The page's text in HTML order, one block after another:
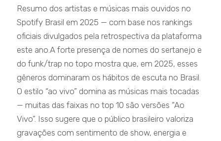
Resumo dos artistas e músicas mais ouvidos no
Spotify Brasil em 2025 — com base nos rankings
oficiais divulgados pela retrospectiva da plataforma
este ano.A forte presença de nomes do sertanejo e
do funk/trap no topo mostra que, em 2025, esses
gêneros dominaram os hábitos de escuta no Brasil.
O estilo “ao vivo” domina as músicas mais tocadas
— muitas das faixas no top 10 são versões “Ao
Vivo”. Isso sugere que o público brasileiro valoriza
gravações com sentimento de show, energia e